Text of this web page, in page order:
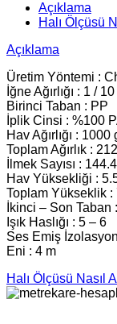
Açıklama
Halı Ölçüsü
Açıklama
Üretim Yöntemi :
İğne Ağırlığı : 1 / 10
Birinci Taban : PP
İplik Cinsi : %100
Hav Ağırlığı : 1000
Toplam Ağırlık :
İlmek Sayısı :
Hav Yüksekliği :
Toplam Yükseklik :
İkinci – Son Taban
Işık Haslığı : 5 – 6
Ses Emiş
Eni : 4 m
Halı Ölçüsü Nasıl